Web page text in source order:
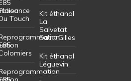
Touch
Kit éthanol
La
Salvetat
Saint Gilles
Kit éthanol
Léguevin